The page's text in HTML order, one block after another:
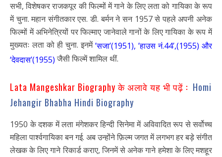
सभी, विशेषकर राजकपूर की फिल्मों में गाने के लिए लता को गायिका के रूप
में चुना. महान संगीतकार एस. डी. बर्मन ने सन 1957 से पहले अपनी अनेक
फिल्मों में अभिनेत्रियों पर फिल्माए जानेवाले गानों के लिए गायिका के रूप में
मुख्यतः लता को ही चुना. इनमें’सजा’(1951), ’हाउस नं.44’,(1955) और
‘देवदास’(1955)जैसी फिल्में शामिल थीं.
Lata Mangeshkar Biography के अलावे यह भी पढ़ें : Homi
Jehangir Bhabha Hindi Biography
1950 के दशक में लता मंगेशकर हिन्दी सिनेमा में अविवादित रूप से सर्वोच्च
महिला पार्श्वगायिका बन गई. अब उन्होंने फ़िल्म जगत में लगभग हर बड़े संगीत
लेखक के लिए गाने रिकार्ड कराए, जिनमें से अनेक गाने हमेशा के लिए मशहूर